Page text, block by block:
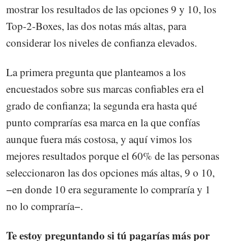
mostrar los resultados de las opciones 9 y 10, los
Top-2-Boxes, las dos notas más altas, para
considerar los niveles de confianza elevados.
La primera pregunta que planteamos a los
encuestados sobre sus marcas confiables era el
grado de confianza; la segunda era hasta qué
punto comprarías esa marca en la que confías
aunque fuera más costosa, y aquí vimos los
mejores resultados porque el 60% de las personas
seleccionaron las dos opciones más altas, 9 o 10,
−en donde 10 era seguramente lo compraría y 1
no lo compraría−.
Te estoy preguntando si tú pagarías más por